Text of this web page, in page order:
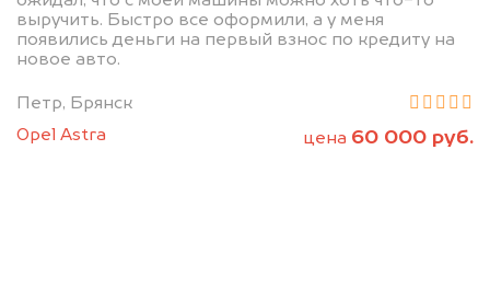
выручить. Быстро все оформили, а у меня
появились деньги на первый взнос по кредиту на
новое авто.
Петр, Брянск
Opel Astra
цена 60 000 руб.